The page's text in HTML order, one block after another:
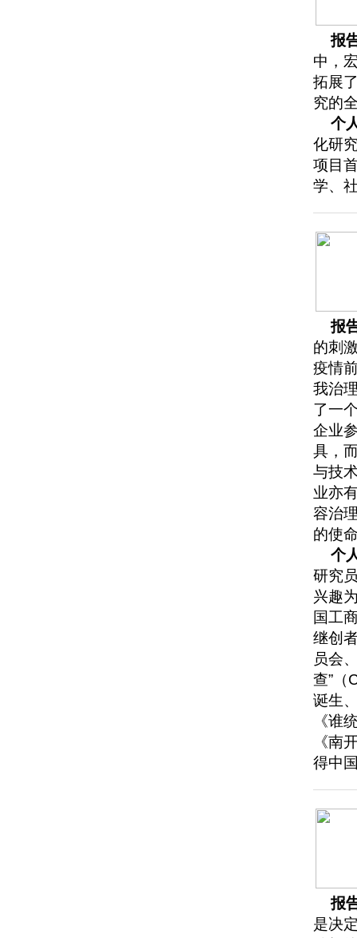
报
中，
拓展
究的
个
化研
项目
学、
报
的刺
疫情
我治
了一
企业
具，
与技
业亦
容治
的使
个
研究
兴趣
国工
继创
员会
查”（
诞生
《谁
《南
得中
报
是决